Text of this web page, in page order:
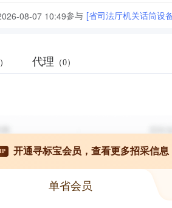
08-07 10:49参与 [省司法厅机关话筒设
代理 （0）
开通寻标宝会员，查看更多招采信息
单省会员